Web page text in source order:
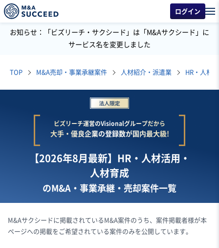
ログイン
お知らせ：「ビズリーチ・サクシード」は「M&Aサクシード」に
サービス名を変更しました
TOP M&A売却・事業承継案件 人材紹介・派遣業 HR・人材
ビズリーチ運営のVisionalグループだから
大手・優良企業の登録数が国内最大級!
【2026年8月最新】HR・人材活用・
人材育成
のM&A・事業承継・売却案件一覧
M&Aサクシードに掲載されているM&A案件のうち、案件掲載者様が本
ページへの掲載をご希望されている案件のみを公開しています。